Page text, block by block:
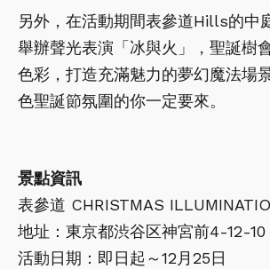
另外，在活動期間表參道Hills的中
舉辦聲光表演「冰與火」，聖誕樹
色彩，打造充滿魅力的夢幻魔法場
色聖誕節氛圍的你一定要來。
景點資訊
表參道 CHRISTMAS
地址：東京都渋谷区神宮前4-12-10
活動日期：即日起～12月25日